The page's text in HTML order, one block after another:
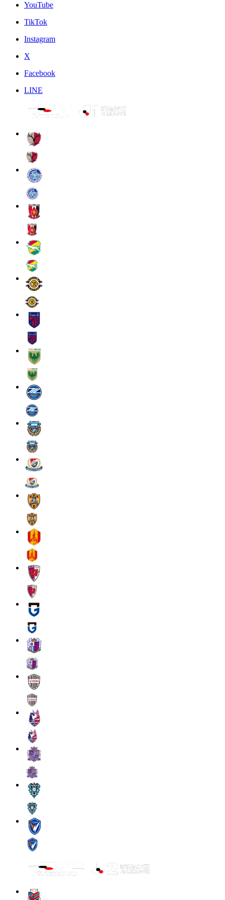
YouTube
TikTok
Instagram
X
Facebook
LINE